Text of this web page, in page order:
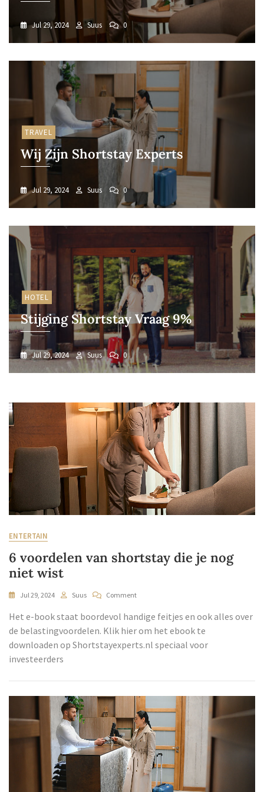
Jul 29, 2024 Suus 0
TRAVEL
Wij Zijn Shortstay Experts
Jul 29, 2024 Suus 0
HOTEL
Stijging Shortstay Vraag 9%
Jul 29, 2024 Suus 0
ENTERTAIN
6 voordelen van shortstay die je nog
niet wist
Jul 29, 2024 Suus Comment
Het e-book staat boordevol handige feitjes en ook alles over
de belastingvoordelen. Klik hier om het ebook te
downloaden op Shortstayexperts.nl speciaal voor
investeerders